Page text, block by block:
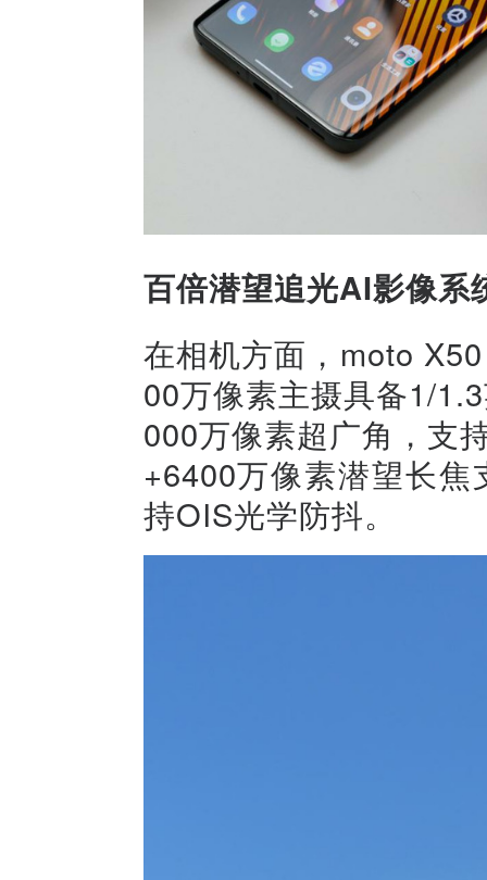
百倍潜望追光AI影像系
在相机方面，moto
00万像素主摄具备1/
000万像素超广角，支
+6400万像素潜望长
持OIS光学防抖。